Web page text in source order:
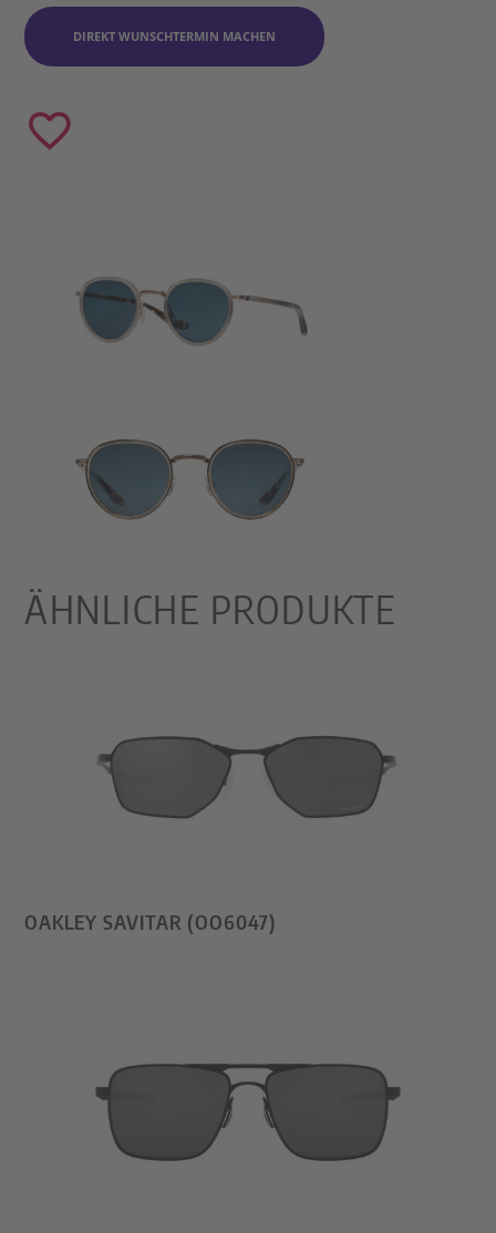
DIREKT WUNSCHTERMIN MACHEN
ÄHNLICHE PRODUKTE
OAKLEY SAVITAR (OO6047)